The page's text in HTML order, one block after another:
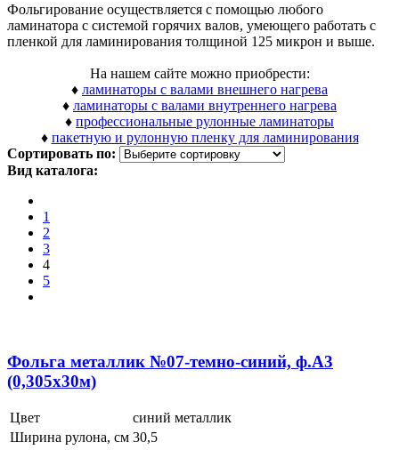
Фольгирование осуществляется с помощью любого
ламинатора с системой горячих валов, умеющего работать с
пленкой для ламинирования толщиной 125 микрон и выше.
На нашем сайте можно приобрести:
♦ ламинаторы с валами внешнего нагрева
♦ ламинаторы с валами внутреннего нагрева
♦ профессиональные рулонные ламинаторы
♦ пакетную и рулонную пленку для ламинирования
Сортировать по:
Вид каталога:
1
2
3
4
5
Фольга металлик №07-темно-синий, ф.А3
(0,305x30м)
Цвет
синий металлик
Ширина рулона, см 30,5